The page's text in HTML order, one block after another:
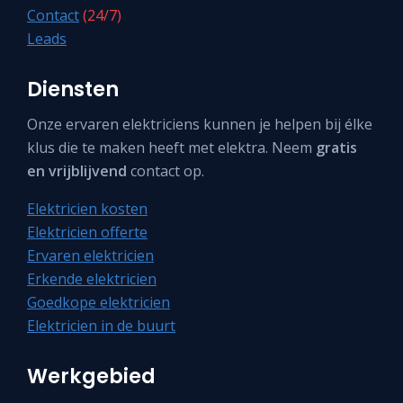
Contact(24/7)
Leads
Diensten
Onze ervaren elektriciens kunnen je helpen bij élke
klus die te maken heeft met elektra. Neem gratis
en vrijblijvend contact op.
Elektricien kosten
Elektricien offerte
Ervaren elektricien
Erkende elektricien
Goedkope elektricien
Elektricien in de buurt
Werkgebied